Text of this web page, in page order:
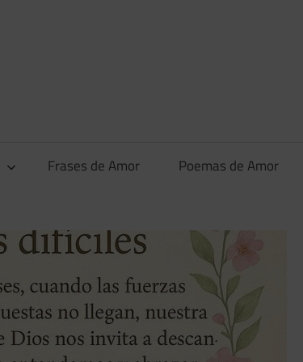
Frases de Amor Poemas de Amor